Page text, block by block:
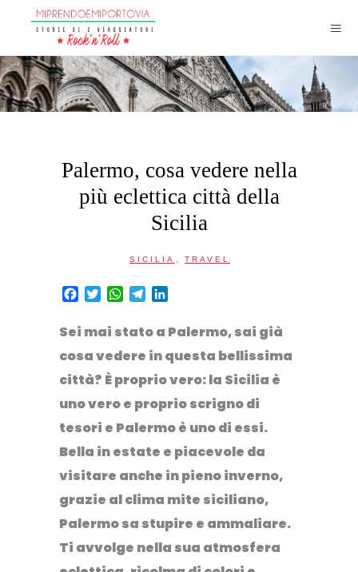
Palermo, cosa vedere nella
più eclettica città della
Sicilia
SICILIA , TRAVEL
Facebook
TwitterWhatsApp
Telegram
Sei mai stato a Palermo, sai già
cosa vedere in questa bellissima
città? È proprio vero: la Sicilia è
uno vero e proprio scrigno di
tesori e Palermo è uno di essi.
Bella in estate e piacevole da
visitare anche in pieno inverno,
grazie al clima mite siciliano,
Palermo sa stupire e ammaliare.
Ti avvolge nella sua atmosfera